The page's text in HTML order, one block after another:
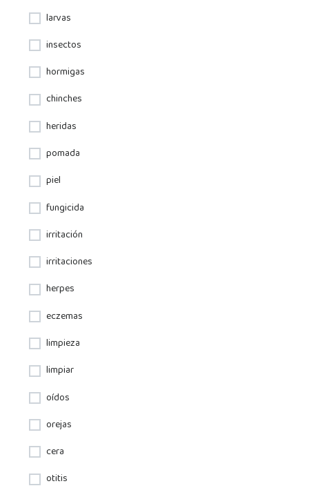
larvas
insectos
hormigas
chinches
heridas
pomada
piel
fungicida
irritación
irritaciones
herpes
eczemas
limpieza
limpiar
oídos
orejas
cera
otitis